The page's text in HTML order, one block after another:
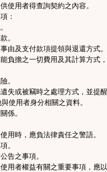
使用者得查詢契約之內容。
：
。
由及支付款項提領與退還方式。
負擔之一切費用及其計算方式
。
失或被竊時之處理方式，並提
使用者身分相關之資料。
係。
用時，應負法律責任之警語。
。
告之事項。
用者權益有關之重要事項，應